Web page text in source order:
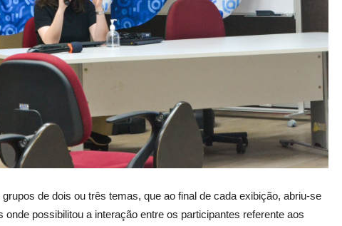
de dois ou três temas, que ao final de cada exibição, abriu-se
possibilitou a interação entre os participantes referente aos